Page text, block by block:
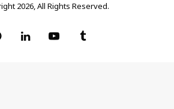
2026, All Rights Reserved.
PinterestLinkedInYouTubeTumblr